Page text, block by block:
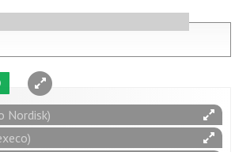
Nordisk)